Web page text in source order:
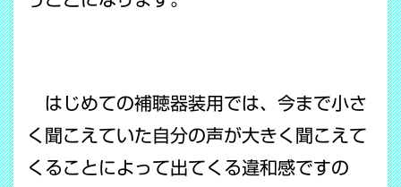
はじめての補聴器装用では、今まで小さ
く聞こえていた自分の声が大きく聞こえて
くることによって出てくる違和感ですの